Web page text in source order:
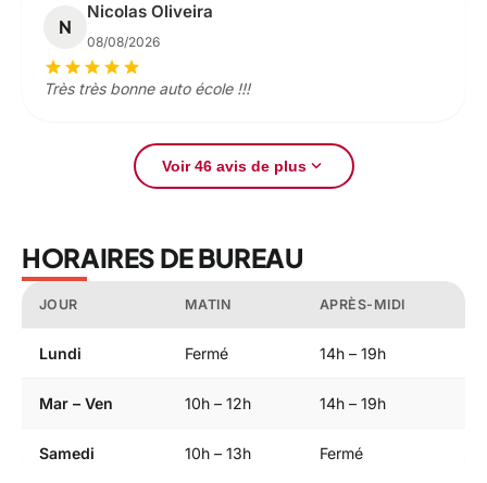
N
Nicolas Oliveira
08/08/2026
starstarstarstarstar
Très très bonne auto école !!!
Voir 46 avis de plusexpand_more
HORAIRES DE BUREAU
JOUR MATIN APRÈS-MIDI
Lundi Fermé 14h – 19h
Mar – Ven 10h – 12h 14h – 19h
Samedi 10h – 13h Fermé